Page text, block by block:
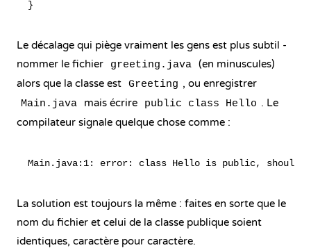
Le décalage qui piège vraiment les gens est plus subtil -
nommer le fichier
greeting.java (en minuscules)
alors que la classe est Greeting , ou enregistrer
Main.java mais écrire public class Hello . Le
compilateur signale quelque chose comme :
La solution est toujours la même : faites en sorte que le
nom du fichier et celui de la classe publique soient
identiques, caractère pour caractère.